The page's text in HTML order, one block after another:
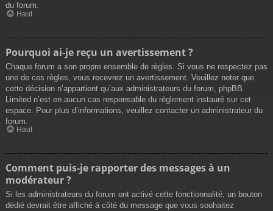
du forum.
Haut
Pourquoi ai-je reçu un avertissement ?
Chaque forum a son propre ensemble de règles. Si vous ne respectez pas
une de ces règles, vous recevrez un avertissement. Veuillez noter que
cette décision n’appartient qu’aux administrateurs du forum, phpBB
Limited n’est en aucun cas responsable du règlement instauré sur cet
espace. Pour plus d’informations, veuillez contacter un administrateur du
forum.
Haut
Comment puis-je rapporter des messages à un
modérateur ?
Si les administrateurs du forum ont activé cette fonctionnalité, un bouton
dédié devrait être affiché à côté du message que vous souhaitez